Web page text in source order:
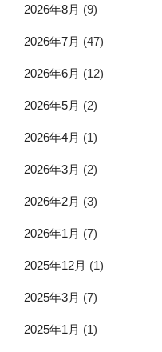
2026年8月 (9)
2026年7月 (47)
2026年6月 (12)
2026年5月 (2)
2026年4月 (1)
2026年3月 (2)
2026年2月 (3)
2026年1月 (7)
2025年12月 (1)
2025年3月 (7)
2025年1月 (1)